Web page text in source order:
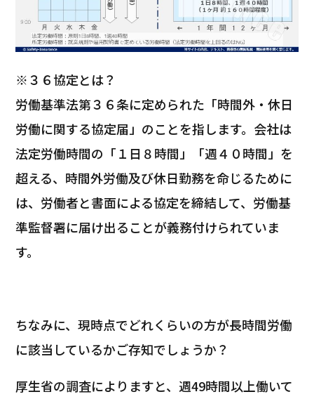
※３６協定とは？
労働基準法第３６条に定められた「時間外・休日
労働に関する協定届」のことを指します。会社は
法定労働時間の「１日８時間」「週４０時間」を
超える、時間外労働及び休日勤務を命じるために
は、労働者と書面による協定を締結して、労働基
準監督署に届け出ることが義務付けられていま
す。
ちなみに、現時点でどれくらいの方が長時間労働
に該当しているかご存知でしょうか？
厚生省の調査によりますと、週49時間以上働いて